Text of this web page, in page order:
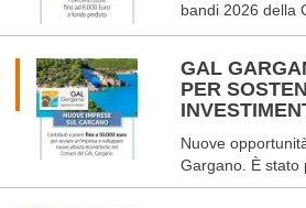
bandi 2026 della
GAL
PER
Nuove
Gargano. È stato